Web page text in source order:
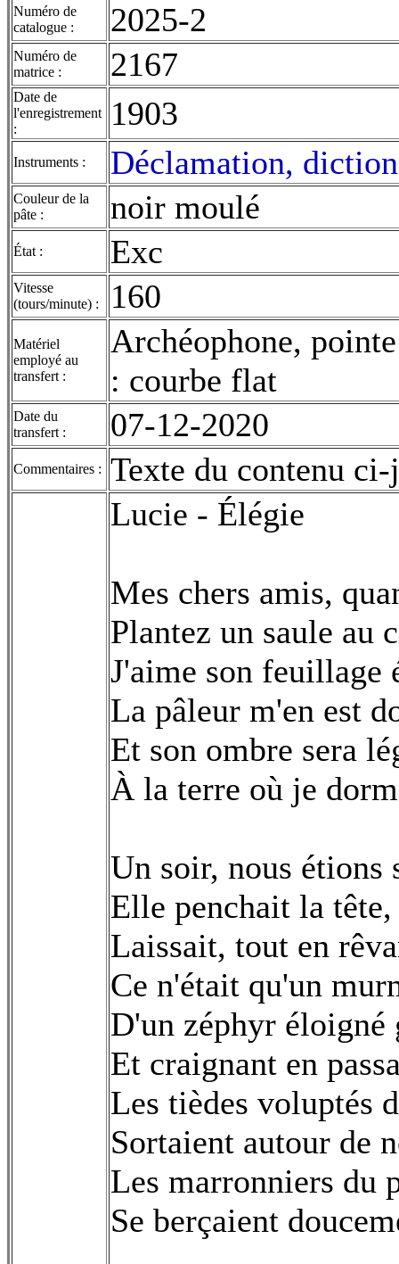
Numéro de
catalogue :
2025-2
Numéro de
matrice :
2167
Date de
l'enregistrement
:
1903
Instruments : Déclamation,
Couleur de la
pâte :
noir moulé
État : Exc
Vitesse
(tours/minute) :
160
Matériel
employé au
transfert :
Archéophone,
: courbe flat
Date du
transfert :
07-12-2020
Commentaires :
Texte du contenu
Lucie - Élégie
Mes chers amis,
Plantez un saule au
J'aime son feuillage
La pâleur m'en est
Et son ombre sera
À la terre où je
Un soir, nous étions
Elle penchait la
Laissait, tout en
Ce n'était qu'un
D'un zéphyr éloigné
Et craignant en
Les tièdes voluptés
Sortaient autour de
Les marronniers du
Se berçaient